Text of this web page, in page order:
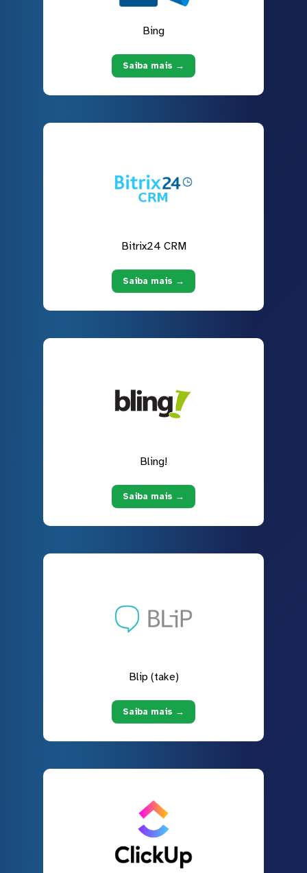
Bing
Saiba mais →
Bitrix24 CRM
Saiba mais →
Bling!
Saiba mais →
Blip (take)
Saiba mais →